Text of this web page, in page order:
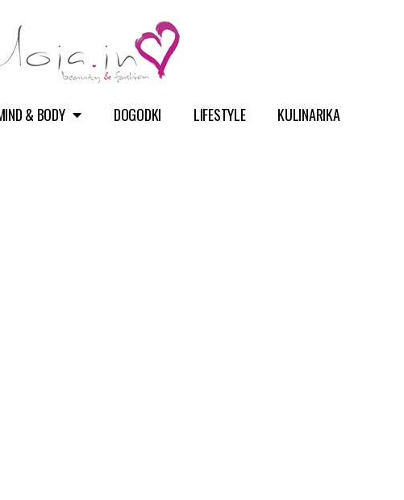
& BODY DOGODKI LIFESTYLE KULINARIKA